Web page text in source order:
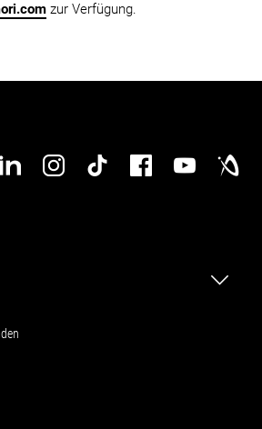
zur Verfügung.